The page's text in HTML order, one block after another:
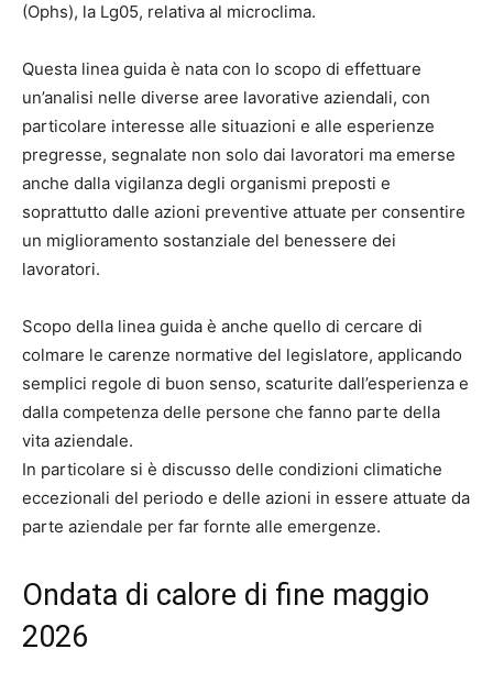
(Ophs), la Lg05, relativa al microclima.
Questa linea guida è nata con lo scopo di effettuare
un’analisi nelle diverse aree lavorative aziendali, con
particolare interesse alle situazioni e alle esperienze
pregresse, segnalate non solo dai lavoratori ma emerse
anche dalla vigilanza degli organismi preposti e
soprattutto dalle azioni preventive attuate per consentire
un miglioramento sostanziale del benessere dei
lavoratori.
Scopo della linea guida è anche quello di cercare di
colmare le carenze normative del legislatore, applicando
semplici regole di buon senso, scaturite dall’esperienza e
dalla competenza delle persone che fanno parte della
vita aziendale.
In particolare si è discusso delle condizioni climatiche
eccezionali del periodo e delle azioni in essere attuate da
parte aziendale per far fornte alle emergenze.
Ondata di calore di fine maggio
2026